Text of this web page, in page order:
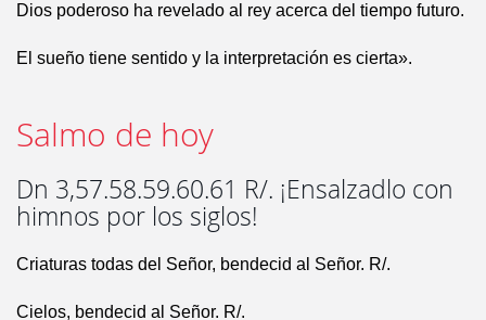
Dios poderoso ha revelado al rey acerca del tiempo futuro.
El sueño tiene sentido y la interpretación es cierta».
Salmo de hoy
Dn 3,57.58.59.60.61 R/. ¡Ensalzadlo con
himnos por los siglos!
Criaturas todas del Señor, bendecid al Señor. R/.
Cielos, bendecid al Señor. R/.